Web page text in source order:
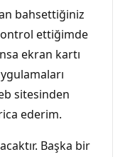
bahsettiğiniz
ettiğimde
ekran kartı
sitesinden
ederim.
Başka bir